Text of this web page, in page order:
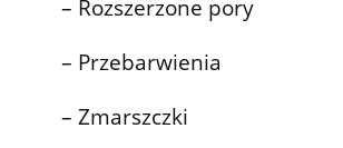
– Rozszerzone pory
– Przebarwienia
– Zmarszczki